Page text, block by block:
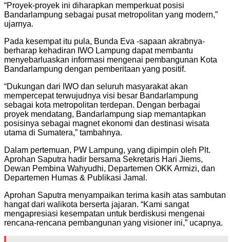
“Proyek-proyek ini diharapkan memperkuat posisi
Bandarlampung sebagai pusat metropolitan yang modern,”
ujarnya.
Pada kesempat itu pula, Bunda Eva -sapaan akrabnya-
berharap kehadiran IWO Lampung dapat membantu
menyebarluaskan informasi mengenai pembangunan Kota
Bandarlampung dengan pemberitaan yang positif.
“Dukungan dari IWO dan seluruh masyarakat akan
mempercepat terwujudnya visi besar Bandarlampung
sebagai kota metropolitan terdepan. Dengan berbagai
proyek mendatang, Bandarlampung siap memantapkan
posisinya sebagai magnet ekonomi dan destinasi wisata
utama di Sumatera,” tambahnya.
Dalam pertemuan, PW Lampung, yang dipimpin oleh Plt.
Aprohan Saputra hadir bersama Sekretaris Hari Jiems,
Dewan Pembina Wahyudhi, Departemen OKK Armizi, dan
Departemen Humas & Publikasi Jamal.
Aprohan Saputra menyampaikan terima kasih atas sambutan
hangat dari walikota berserta jajaran. “Kami sangat
mengapresiasi kesempatan untuk berdiskusi mengenai
rencana-rencana pembangunan yang visioner ini,” ucapnya.